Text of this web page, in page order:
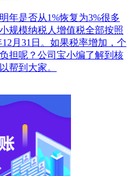
年是否从1%恢复为3%很多
规模纳税人增值税全部按照
月31日。如果税率增加，个
担呢？公司宝小编了解到核
帮到大家。